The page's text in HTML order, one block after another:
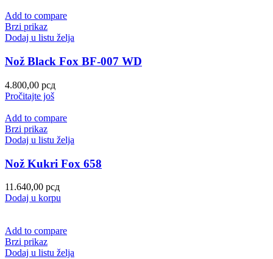
Add to compare
Brzi prikaz
Dodaj u listu želja
Nož Black Fox BF-007 WD
4.800,00 рсд
Pročitajte još
Add to compare
Brzi prikaz
Dodaj u listu želja
Nož Kukri Fox 658
11.640,00 рсд
Dodaj u korpu
Add to compare
Brzi prikaz
Dodaj u listu želja